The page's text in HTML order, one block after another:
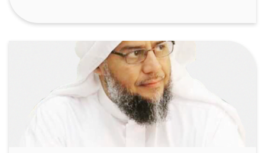
العاطفي والحسي: غياب الكلمة الطيبة، واللمسة الحانية،